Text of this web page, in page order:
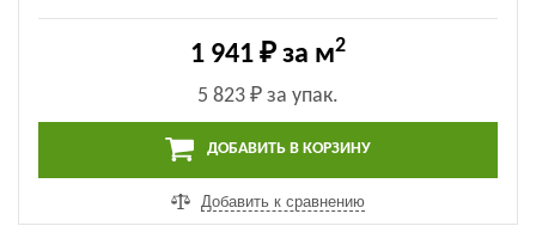
1 941 ₽ за м2
5 823 ₽ за упак.
ДОБАВИТЬ В КОРЗИНУ
Добавить к сравнению